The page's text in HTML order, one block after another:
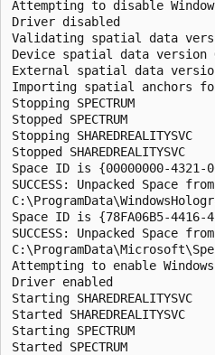
Attempting to disable
Driver disabled
Validating spatial data
Device spatial data version
External spatial data
Importing spatial anchors
Stopping SPECTRUM
Stopped SPECTRUM
Stopping SHAREDREALITYSVC
Stopped SHAREDREALITYSVC
Space ID is {00000000-4321-
SUCCESS: Unpacked Space
Space ID is {78FA06B5-4416-
SUCCESS: Unpacked Space
Attempting to enable
Driver enabled
Starting SHAREDREALITYSVC
Started SHAREDREALITYSVC
Starting SPECTRUM
Started SPECTRUM